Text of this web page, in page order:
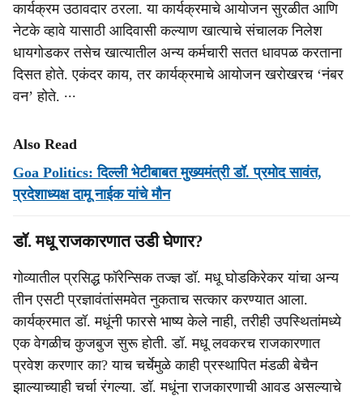
कार्यक्रम उठावदार ठरला. या कार्यक्रमाचे आयोजन सुरळीत आणि
नेटके व्हावे यासाठी आदिवासी कल्याण खात्याचे संचालक निलेश
धायगोडकर तसेच खात्यातील अन्य कर्मचारी सतत धावपळ करताना
दिसत होते. एकंदर काय, तर कार्यक्रमाचे आयोजन खरोखरच ‘नंबर
वन’ होते. ∙∙∙
Also Read
Goa Politics: दिल्ली भेटीबाबत मुख्‍यमंत्री डॉ. प्रमोद सावंत,
प्रदेशाध्‍यक्ष दामू नाईक यांचे मौन
डॉ. मधू राजकारणात उडी घेणार?
गोव्यातील प्रसिद्ध फॉरेन्सिक तज्ज्ञ डॉ. मधू घोडकिरेकर यांचा अन्य
तीन एसटी प्रज्ञावंतांसमवेत नुकताच सत्कार करण्यात आला.
कार्यक्रमात डॉ. मधूंनी फारसे भाष्य केले नाही, तरीही उपस्थितांमध्ये
एक वेगळीच कुजबुज सुरू होती. डॉ. मधू लवकरच राजकारणात
प्रवेश करणार का? याच चर्चेमुळे काही प्रस्थापित मंडळी बेचैन
झाल्याच्याही चर्चा रंगल्या. डॉ. मधूंना राजकारणाची आवड असल्याचे